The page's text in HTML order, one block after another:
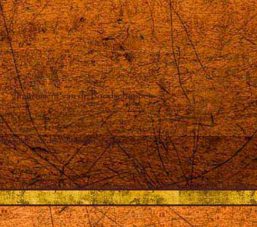
Instrument van de Boodschappen
Broadcast de Boodschappen
Wereldwijde berichtgevingen en spirituele onderrichtingen